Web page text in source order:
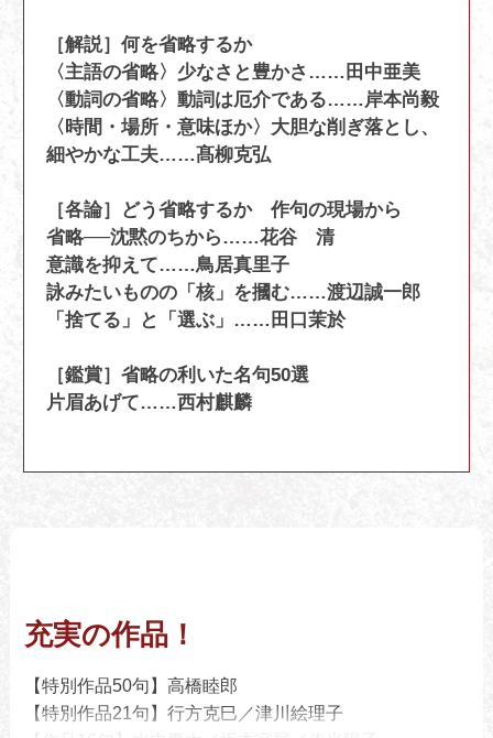
［解説］何を省略するか
〈主語の省略〉少なさと豊かさ……田中亜美
〈動詞の省略〉動詞は厄介である……岸本尚毅
〈時間・場所・意味ほか〉大胆な削ぎ落とし、
細やかな工夫……髙柳克弘
［各論］どう省略するか 作句の現場から
省略──沈黙のちから……花谷 清
意識を抑えて……鳥居真里子
詠みたいものの「核」を摑む……渡辺誠一郎
「捨てる」と「選ぶ」……田口茉於
［鑑賞］省略の利いた名句50選
片眉あげて……西村麒麟
充実の作品！
【特別作品50句】高橋睦郎
【特別作品21句】行方克巳／津川絵理子